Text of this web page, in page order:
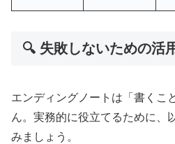
🔍 失敗しないための活
エンディングノートは「書くこ
ん。実務的に役立てるために、
みましょう。